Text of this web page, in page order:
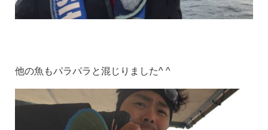
他の魚もパラパラと混じりました^ ^